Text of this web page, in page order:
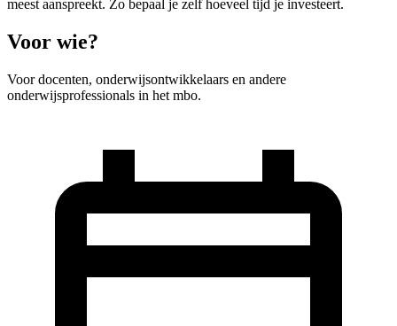
meest aanspreekt. Zo bepaal je zelf hoeveel tijd je investeert.
Voor wie?
Voor docenten, onderwijsontwikkelaars en andere
onderwijsprofessionals in het mbo.